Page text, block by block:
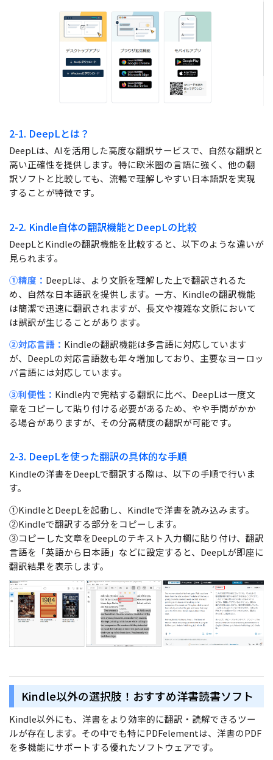
2-1. DeepLとは？
DeepLは、AIを活用した高度な翻訳サービスで、自然な翻訳と
高い正確性を提供します。特に欧米圏の言語に強く、他の翻
訳ソフトと比較しても、流暢で理解しやすい日本語訳を実現
することが特徴です。
2-2. Kindle自体の翻訳機能とDeepLの比較
DeepLとKindleの翻訳機能を比較すると、以下のような違いが
見られます。
①精度： DeepLは、より文脈を理解した上で翻訳されるた
め、自然な日本語訳を提供します。一方、Kindleの翻訳機能
は簡潔で迅速に翻訳されますが、長文や複雑な文脈において
は誤訳が生じることがあります。
②対応言語： Kindleの翻訳機能は多言語に対応しています
が、DeepLの対応言語数も年々増加しており、主要なヨーロッ
パ言語には対応しています。
③利便性： Kindle内で完結する翻訳に比べ、DeepLは一度文
章をコピーして貼り付ける必要があるため、やや手間がかか
る場合がありますが、その分高精度の翻訳が可能です。
2-3. DeepLを使った翻訳の具体的な手順
Kindleの洋書をDeepLで翻訳する際は、以下の手順で行いま
す。
①KindleとDeepLを起動し、Kindleで洋書を読み込みます。
②Kindleで翻訳する部分をコピーします。
③コピーした文章をDeepLのテキスト入力欄に貼り付け、翻訳
言語を「英語から日本語」などに設定すると、DeepLが即座に
翻訳結果を表示します。
Kindle以外の選択肢！おすすめ洋書読書ソフト
Kindle以外にも、洋書をより効率的に翻訳・読解できるツー
ルが存在します。その中でも特にPDFelementは、洋書のPDF
を多機能にサポートする優れたソフトウェアです。